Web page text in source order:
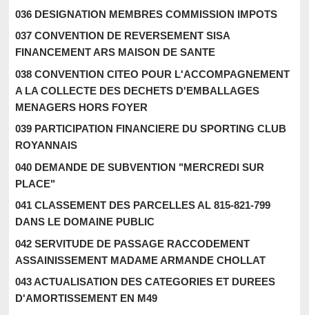
036 DESIGNATION MEMBRES COMMISSION IMPOTS
037 CONVENTION DE REVERSEMENT SISA
FINANCEMENT ARS MAISON DE SANTE
038 CONVENTION CITEO POUR L'ACCOMPAGNEMENT
A LA COLLECTE DES DECHETS D'EMBALLAGES
MENAGERS HORS FOYER
039 PARTICIPATION FINANCIERE DU SPORTING CLUB
ROYANNAIS
040 DEMANDE DE SUBVENTION "MERCREDI SUR
PLACE"
041 CLASSEMENT DES PARCELLES AL 815-821-799
DANS LE DOMAINE PUBLIC
042 SERVITUDE DE PASSAGE RACCODEMENT
ASSAINISSEMENT MADAME ARMANDE CHOLLAT
043 ACTUALISATION DES CATEGORIES ET DUREES
D'AMORTISSEMENT EN M49